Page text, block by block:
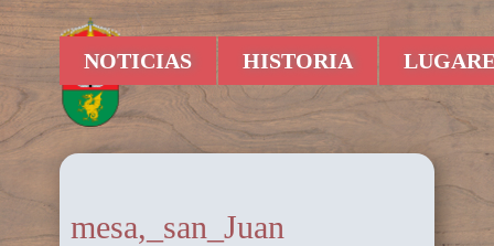
NOTICIAS HISTORIA
mesa,_san_Juan